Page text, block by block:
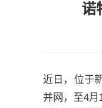
诺
近日，位于
并网，至4